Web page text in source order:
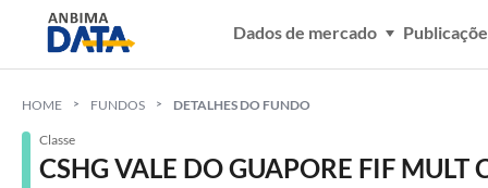
Dados de mercado
HOME FUNDOS DETALHES DO FUNDO
Classe
CSHG VALE DO GUAPORE FIF MULT